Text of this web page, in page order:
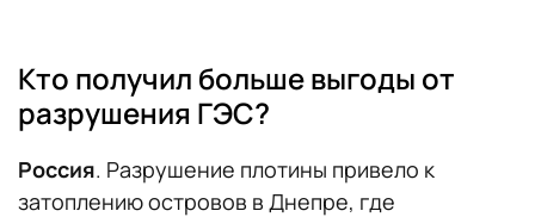
Кто получил больше выгоды от
разрушения ГЭС?
Россия. Разрушение плотины привело к
затоплению островов в Днепре, где